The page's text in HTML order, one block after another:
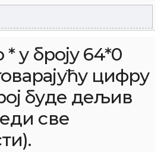
у броју 64*0
цифру
буде дељив
све